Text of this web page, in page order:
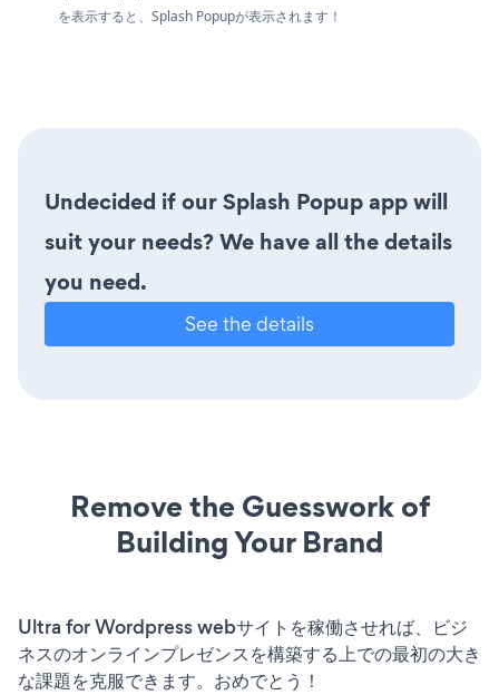
を表示すると、Splash Popupが表示されます！
Undecided if our Splash Popup app will
suit your needs? We have all the details
you need.
See the details
Remove the Guesswork of
Building Your Brand
Ultra for Wordpress webサイトを稼働させれば、ビジ
ネスのオンラインプレゼンスを構築する上での最初の大き
な課題を克服できます。おめでとう！